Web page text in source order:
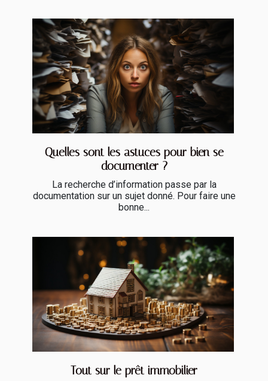
Quelles sont les astuces pour bien se
documenter ?
La recherche d’information passe par la
documentation sur un sujet donné. Pour faire une
bonne...
Tout sur le prêt immobilier